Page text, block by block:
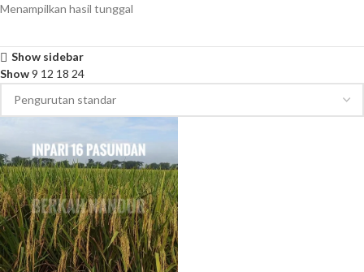
Menampilkan hasil tunggal
Show sidebar
Show9 12 18 24